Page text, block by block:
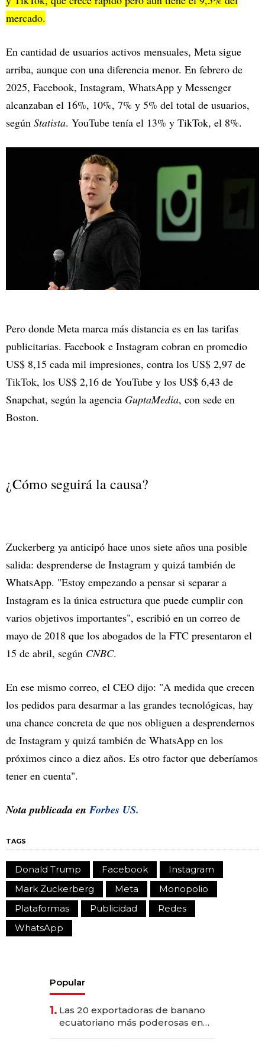
mercado.
En cantidad de usuarios activos mensuales, Meta sigue
arriba, aunque con una diferencia menor. En febrero de
2025, Facebook, Instagram, WhatsApp y Messenger
alcanzaban el 16%, 10%, 7% y 5% del total de usuarios,
según Statista. YouTube tenía el 13% y TikTok, el 8%.
Pero donde Meta marca más distancia es en las tarifas
publicitarias. Facebook e Instagram cobran en promedio
US$ 8,15 cada mil impresiones, contra los US$ 2,97 de
TikTok, los US$ 2,16 de YouTube y los US$ 6,43 de
Snapchat, según la agencia GuptaMedia, con sede en
Boston.
¿Cómo seguirá la causa?
Zuckerberg ya anticipó hace unos siete años una posible
salida: desprenderse de Instagram y quizá también de
WhatsApp. "Estoy empezando a pensar si separar a
Instagram es la única estructura que puede cumplir con
varios objetivos importantes", escribió en un correo de
mayo de 2018 que los abogados de la FTC presentaron el
15 de abril, según CNBC.
En ese mismo correo, el CEO dijo: "A medida que crecen
los pedidos para desarmar a las grandes tecnológicas, hay
una chance concreta de que nos obliguen a desprendernos
de Instagram y quizá también de WhatsApp en los
próximos cinco a diez años. Es otro factor que deberíamos
tener en cuenta".
Nota publicada enForbes US.
TAGS
Donald Trump Facebook
Instagram
Mark Zuckerberg
Meta
Monopolio
Plataformas
Publicidad
Redes
WhatsApp
Popular
1. Las 20 exportadoras de banano
ecuatoriano más poderosas en